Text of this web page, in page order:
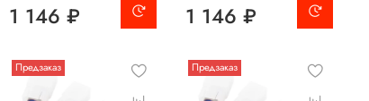
1 146 ₽ 1 146 ₽
Предзаказ Предзаказ